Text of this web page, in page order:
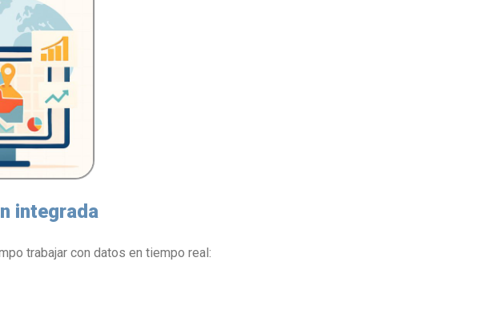
integrada
trabajar con datos en tiempo real: